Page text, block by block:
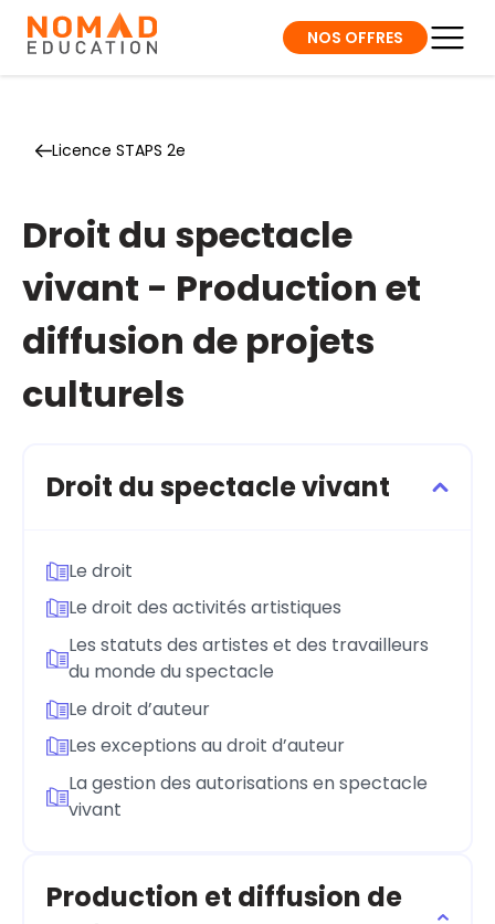
NOS OFFRES
Licence STAPS 2e
Droit du spectacle
vivant - Production et
diffusion de projets
culturels
Droit du spectacle vivant
Le droit
Le droit des activités artistiques
Les statuts des artistes et des travailleurs
du monde du spectacle
Le droit d’auteur
Les exceptions au droit d’auteur
La gestion des autorisations en spectacle
vivant
Production et diffusion de